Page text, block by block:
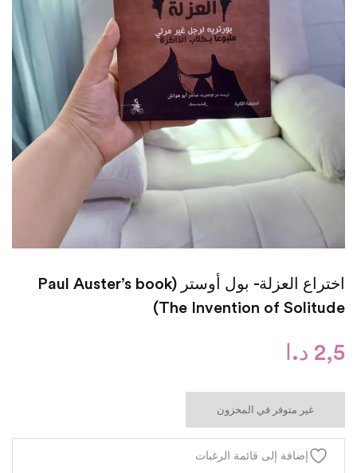
اختراع العزلة- بول أوستر (Paul Auster’s book
The Invention of Solitude)
2,5 د.ا
غير متوفر في المخزون
إضافة إلى قائمة الرغبات
Log in
Create an account